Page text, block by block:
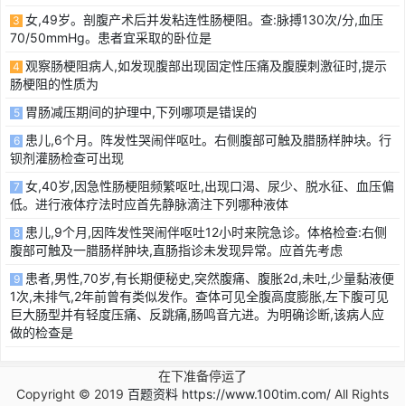
3 女,49岁。剖腹产术后并发粘连性肠梗阻。查:脉搏130次/分,血压
70/50mmHg。患者宜采取的卧位是
4 观察肠梗阻病人,如发现腹部出现固定性压痛及腹膜刺激征时,提示
肠梗阻的性质为
5 胃肠减压期间的护理中,下列哪项是错误的
6 患儿,6个月。阵发性哭闹伴呕吐。右侧腹部可触及腊肠样肿块。行
钡剂灌肠检查可出现
7 女,40岁,因急性肠梗阻频繁呕吐,出现口渴、尿少、脱水征、血压偏
低。进行液体疗法时应首先静脉滴注下列哪种液体
8 患儿,9个月,因阵发性哭闹伴呕吐12小时来院急诊。体格检查:右侧
腹部可触及一腊肠样肿块,直肠指诊未发现异常。应首先考虑
9 患者,男性,70岁,有长期便秘史,突然腹痛、腹胀2d,未吐,少量黏液便
1次,未排气,2年前曾有类似发作。查体可见全腹高度膨胀,左下腹可见
巨大肠型并有轻度压痛、反跳痛,肠鸣音亢进。为明确诊断,该病人应
做的检查是
在下准备停运了
Copyright © 2019 百题资料 https://www.100tim.com/ All Rights